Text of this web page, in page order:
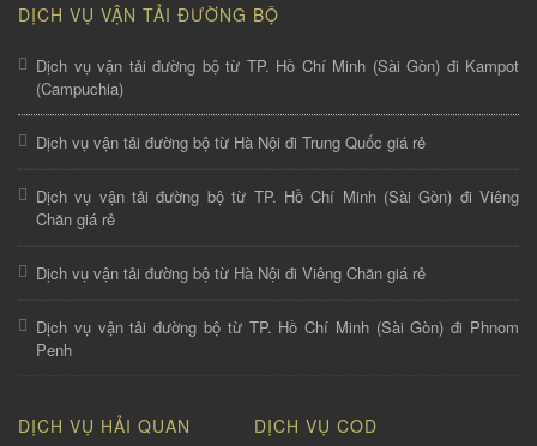
DỊCH VỤ VẬN TẢI ĐƯỜNG BỘ
Dịch vụ vận tải đường bộ từ TP. Hồ Chí Minh (Sài Gòn) đi Kampot
(Campuchia)
Dịch vụ vận tải đường bộ từ Hà Nội đi Trung Quốc giá rẻ
Dịch vụ vận tải đường bộ từ TP. Hồ Chí Minh (Sài Gòn) đi Viêng
Chăn giá rẻ
Dịch vụ vận tải đường bộ từ Hà Nội đi Viêng Chăn giá rẻ
Dịch vụ vận tải đường bộ từ TP. Hồ Chí Minh (Sài Gòn) đi Phnom
Penh
DỊCH VỤ HẢI QUAN DỊCH VỤ COD